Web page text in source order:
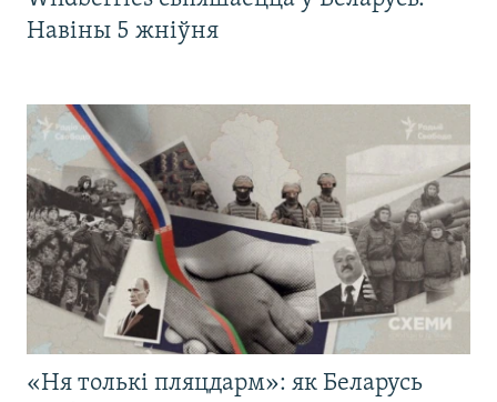
Навіны 5 жніўня
«Ня толькі пляцдарм»: як Беларусь